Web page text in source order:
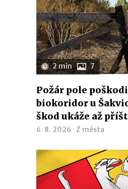
2 min 7
Požár pole
biokoridor u
škod ukáže až
6. 8. 2026 · Z města